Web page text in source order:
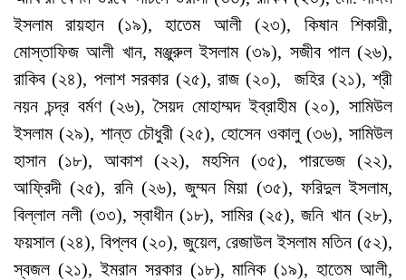
ইসলাম রায়হান (১৯), হাতেম আলী (২৩), কিষান শিকারী,
মোস্তাফিজ আলী খান, মঞ্জুরুল ইসলাম (৩৯), সজীব পাল (২৬),
রাকিব (২৪), পলাশ সরকার (২৫), রাজ (২০), জহির (২১), শ্রী
নয়ন চন্দ্র বর্মণ (২৬), সৈয়দ মোহাম্মদ ইব্রাহীম (২০), সামিউল
ইসলাম (২৯), শান্ত চৌধুরী (২৫), হোসেন ওকালু (৩৬), সামিউল
হাসান (১৮), আকাশ (২২), মহসিন (৩৫), পারভেজ (২২),
আফ্রিদী (২৫), রনি (২৬), জুম্মন মিয়া (৩৫), ফরিদুল ইসলাম,
বিল্লাল নলী (৩৩), স্বাধীন (১৮), সামির (২৫), জনি খান (২৮),
ফয়সাল (২৪), বিপ্লব (২০), জুয়েল, রেজাউল ইসলাম মতিন (৫২),
স্বজল (২১), ইমরান সরকার (১৮), মানিক (১৯), হাতেম আলী,